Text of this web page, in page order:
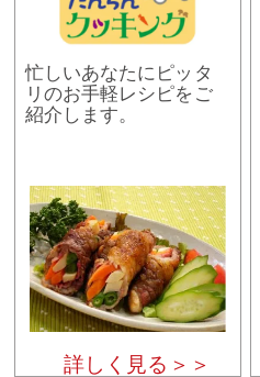
忙しいあなたにピッタ
リのお手軽レシピをご
紹介します。
詳しく見る＞＞